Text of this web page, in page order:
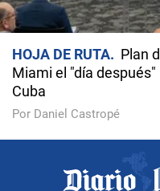
HOJA DE RUTA
Plan
Miami el "día
Cuba
Por Daniel Castropé